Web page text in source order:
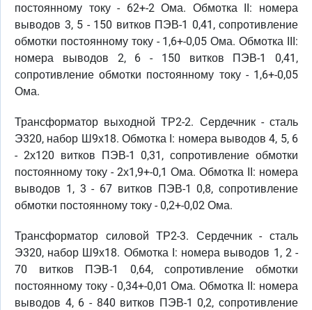
постоянному току - 62+-2 Ома. Обмотка II: номера
выводов 3, 5 - 150 витков ПЭВ-1 0,41, сопротивление
обмотки постоянному току - 1,6+-0,05 Ома. Обмотка III:
номера выводов 2, 6 - 150 витков ПЭВ-1 0,41,
сопротивление обмотки постоянному току - 1,6+-0,05
Ома.
Трансформатор выходной ТР2-2. Сердечник - сталь
Э320, набор Ш9х18. Обмотка I: номера выводов 4, 5, 6
- 2х120 витков ПЭВ-1 0,31, сопротивление обмотки
постоянному току - 2х1,9+-0,1 Ома. Обмотка II: номера
выводов 1, 3 - 67 витков ПЭВ-1 0,8, сопротивление
обмотки постоянному току - 0,2+-0,02 Ома.
Трансформатор силовой ТР2-3. Сердечник - сталь
Э320, набор Ш9х18. Обмотка I: номера выводов 1, 2 -
70 витков ПЭВ-1 0,64, сопротивление обмотки
постоянному току - 0,34+-0,01 Ома. Обмотка II: номера
выводов 4, 6 - 840 витков ПЭВ-1 0,2, сопротивление